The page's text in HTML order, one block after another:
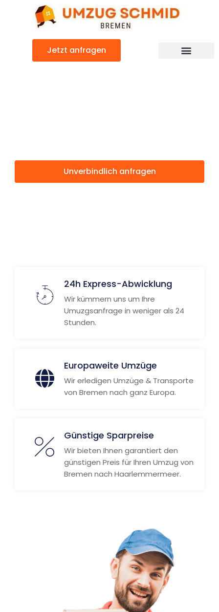
Jetzt anfragen
Unverbindlich anfragen
24h Express-Abwicklung
Wir kümmern uns um Ihre
Umuzgsanfrage in weniger als 24
Stunden.
Europaweite Umzüge
Wir erledigen Umzüge & Transporte
von Bremen nach ganz Europa.
Günstige Sparpreise
Wir bieten Ihnen garantiert den
günstigen Preis für Ihren Umzug von
Bremen nach Haarlemmermeer.